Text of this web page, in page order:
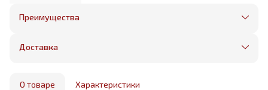
Преимущества
Оплата частями в Сплит
Бесплатная доставка в пределах КАД
маркетплейса
Доставка
О товаре Характеристики